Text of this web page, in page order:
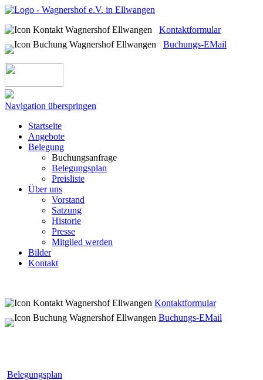
Kontaktformular
Buchungs-EMail
Navigation überspringen
Startseite
Angebote
Belegung
Buchungsanfrage
Belegungsplan
Preisliste
Über uns
Vorstand
Satzung
Historie
Presse
Mitglied werden
Bilder
Kontakt
Kontaktformular
Buchungs-EMail
Belegungsplan